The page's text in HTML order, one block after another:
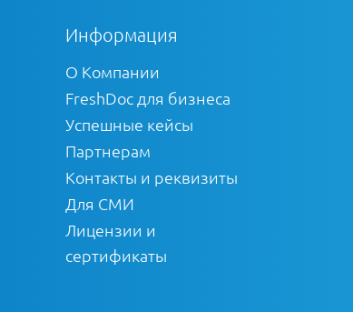
Информация
О Компании
FreshDoc для бизнеса
Успешные кейсы
Партнерам
Контакты и реквизиты
Для СМИ
Лицензии и
сертификаты